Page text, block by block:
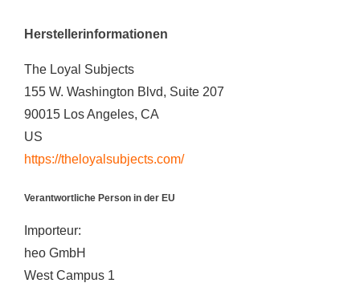
Herstellerinformationen
The Loyal Subjects
155 W. Washington Blvd, Suite 207
90015 Los Angeles, CA
US
https://theloyalsubjects.com/
Verantwortliche Person in der EU
Importeur:
heo GmbH
West Campus 1